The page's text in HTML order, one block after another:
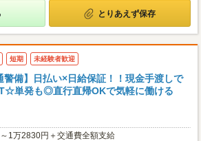
とりあえず保存
短期 未経験者歓迎
警備】日払い×日給保証！！現金手渡しで
単発も◎直行直帰OKで気軽に働ける
1万2830円＋交通費全額支給